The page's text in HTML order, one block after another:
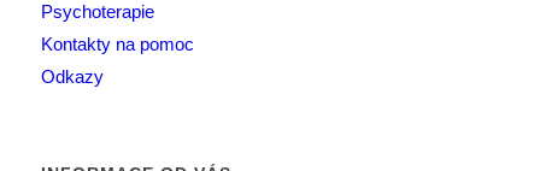
Psychoterapie
Kontakty na pomoc
Odkazy